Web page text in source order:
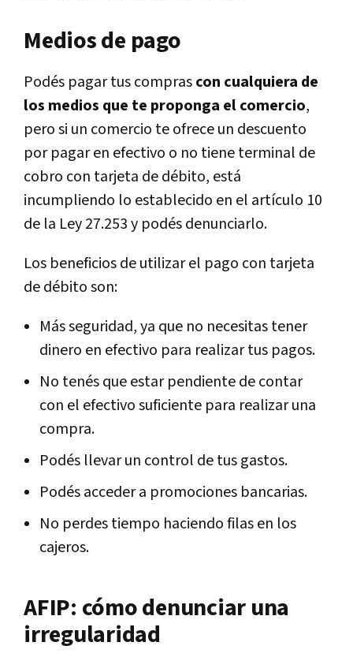
Medios de pago
Podés pagar tus comprascon cualquiera de
los medios que te proponga el comercio,
pero si un comercio te ofrece un descuento
por pagar en efectivo o no tiene terminal de
cobro con tarjeta de débito, está
incumpliendo lo establecido en el artículo 10
de la Ley 27.253 y podés denunciarlo.
Los beneficios de utilizar el pago con tarjeta
de débito son:
Más seguridad, ya que no necesitas tener
dinero en efectivo para realizar tus pagos.
No tenés que estar pendiente de contar
con el efectivo suficiente para realizar una
compra.
Podés llevar un control de tus gastos.
Podés acceder a promociones bancarias.
No perdes tiempo haciendo filas en los
cajeros.
AFIP: cómo denunciar una
irregularidad